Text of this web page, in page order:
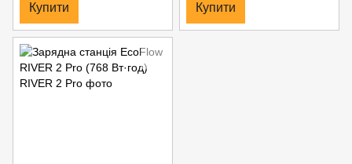
Купити Купити